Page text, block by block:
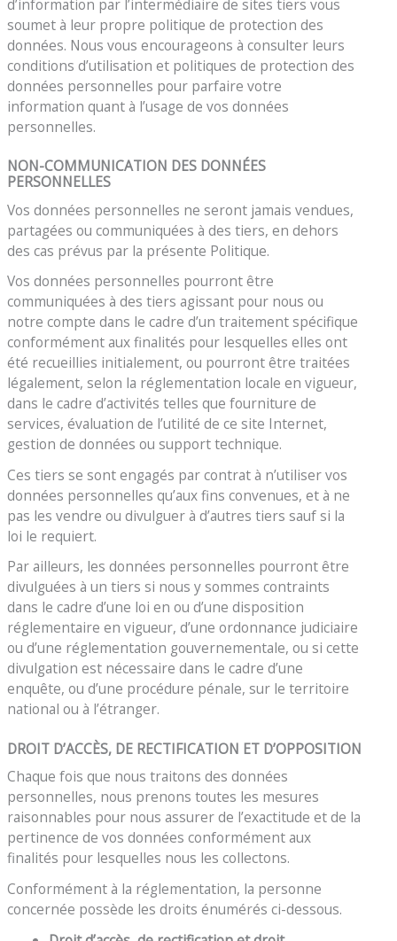
d’information par l’intermédiaire de sites tiers vous
soumet à leur propre politique de protection des
données. Nous vous encourageons à consulter leurs
conditions d’utilisation et politiques de protection des
données personnelles pour parfaire votre
information quant à l’usage de vos données
personnelles.
NON-COMMUNICATION DES DONNÉES
PERSONNELLES
Vos données personnelles ne seront jamais vendues,
partagées ou communiquées à des tiers, en dehors
des cas prévus par la présente Politique.
Vos données personnelles pourront être
communiquées à des tiers agissant pour nous ou
notre compte dans le cadre d’un traitement spécifique
conformément aux finalités pour lesquelles elles ont
été recueillies initialement, ou pourront être traitées
légalement, selon la réglementation locale en vigueur,
dans le cadre d’activités telles que fourniture de
services, évaluation de l’utilité de ce site Internet,
gestion de données ou support technique.
Ces tiers se sont engagés par contrat à n’utiliser vos
données personnelles qu’aux fins convenues, et à ne
pas les vendre ou divulguer à d’autres tiers sauf si la
loi le requiert.
Par ailleurs, les données personnelles pourront être
divulguées à un tiers si nous y sommes contraints
dans le cadre d’une loi en ou d’une disposition
réglementaire en vigueur, d’une ordonnance judiciaire
ou d’une réglementation gouvernementale, ou si cette
divulgation est nécessaire dans le cadre d’une
enquête, ou d’une procédure pénale, sur le territoire
national ou à l’étranger.
DROIT D’ACCÈS, DE RECTIFICATION ET D’OPPOSITION
Chaque fois que nous traitons des données
personnelles, nous prenons toutes les mesures
raisonnables pour nous assurer de l’exactitude et de la
pertinence de vos données conformément aux
finalités pour lesquelles nous les collectons.
Conformément à la réglementation, la personne
concernée possède les droits énumérés ci-dessous.